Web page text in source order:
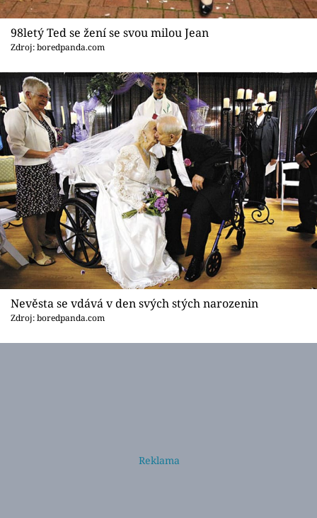
Videa
Sledujte prima+
Přihlášení
Sledujte nás
98letý Ted se žení se svou milou Jean
Zdroj: boredpanda.com
Nevěsta se vdává v den svých stých narozenin
Zdroj: boredpanda.com